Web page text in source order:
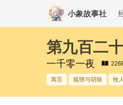
小象故事社
第九百二
一千零一夜
寓言 狐狸与胡狼 牧